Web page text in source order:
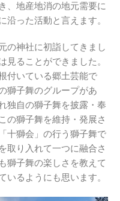
、地産地消の地元需要に
沿った活動と言えます。
の神社に初詣してきまし
見ることができました。
付いている郷土芸能で
獅子舞のグループがあ
独自の獅子舞を披露・奉
の獅子舞を維持・発展さ
十獅会」の行う獅子舞で
取り入れて一つに融合さ
獅子舞の楽しさを教えて
いるようにも思います。